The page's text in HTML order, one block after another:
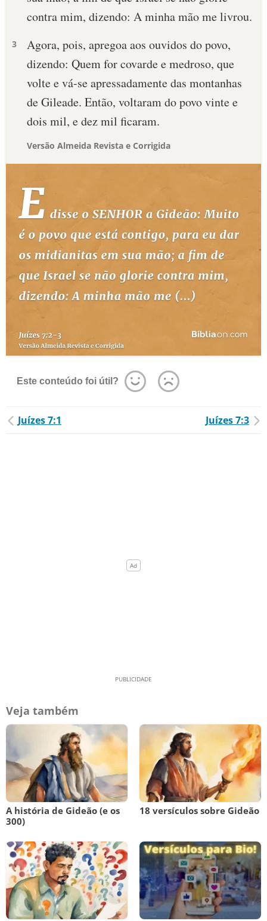
contra mim, dizendo: A minha mão me livrou.
3
Agora, pois, apregoa aos ouvidos do povo,
dizendo: Quem for covarde e medroso, que
volte e vá-se apressadamente das montanhas
de Gileade. Então, voltaram do povo vinte e
dois mil, e dez mil ficaram.
Versão Almeida Revista e Corrigida
Este conteúdo foi útil?
Juízes 7:1 Juízes 7:3
Veja também
A história de Gideão (e os
300)
18 versículos sobre Gideão